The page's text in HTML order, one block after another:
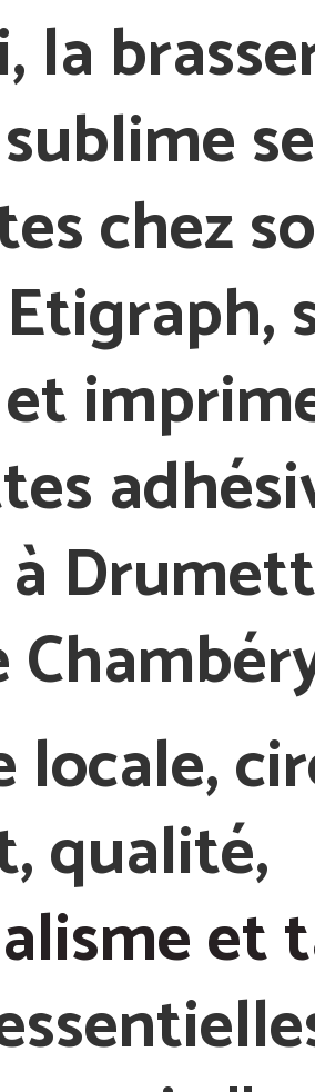
la
sublime
chez
à
locale,
qualité,
et